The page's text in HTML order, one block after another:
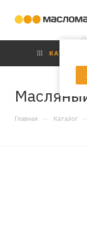
КАТАЛОГ
Главная — Каталог